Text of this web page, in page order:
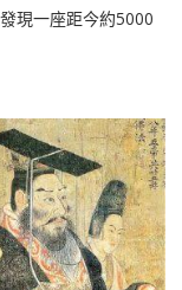
現一座距今約5000